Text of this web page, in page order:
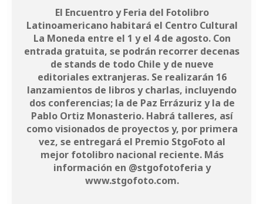
El Encuentro y Feria del Fotolibro
Latinoamericano habitará el Centro Cultural
La Moneda entre el 1 y el 4 de agosto. Con
entrada gratuita, se podrán recorrer decenas
de stands de todo Chile y de nueve
editoriales extranjeras. Se realizarán 16
lanzamientos de libros y charlas, incluyendo
dos conferencias; la de Paz Errázuriz y la de
Pablo Ortiz Monasterio. Habrá talleres, así
como visionados de proyectos y, por primera
vez, se entregará el Premio StgoFoto al
mejor fotolibro nacional reciente. Más
información en @stgofotoferia y
www.stgofoto.com.